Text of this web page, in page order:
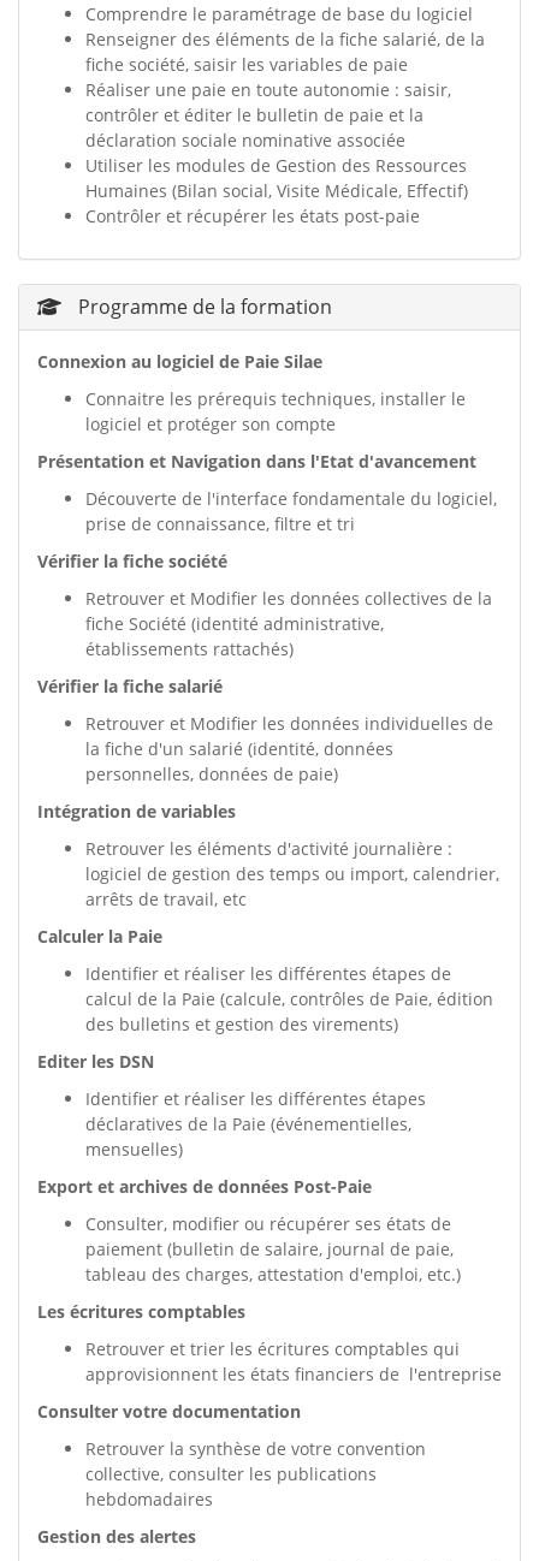
Comprendre le paramétrage de base du logiciel
Renseigner des éléments de la fiche salarié, de la
fiche société, saisir les variables de paie
Réaliser une paie en toute autonomie : saisir,
contrôler et éditer le bulletin de paie et la
déclaration sociale nominative associée
Utiliser les modules de Gestion des Ressources
Humaines (Bilan social, Visite Médicale, Effectif)
Contrôler et récupérer les états post-paie
Programme de la formation
Connexion au logiciel de Paie Silae
Connaitre les prérequis techniques, installer le
logiciel et protéger son compte
Présentation et Navigation dans l'Etat d'avancement
Découverte de l'interface fondamentale du logiciel,
prise de connaissance, filtre et tri
Vérifier la fiche société
Retrouver et Modifier les données collectives de la
fiche Société (identité administrative,
établissements rattachés)
Vérifier la fiche salarié
Retrouver et Modifier les données individuelles de
la fiche d'un salarié (identité, données
personnelles, données de paie)
Intégration de variables
Retrouver les éléments d'activité journalière :
logiciel de gestion des temps ou import, calendrier,
arrêts de travail, etc
Calculer la Paie
Identifier et réaliser les différentes étapes de
calcul de la Paie (calcule, contrôles de Paie, édition
des bulletins et gestion des virements)
Editer les DSN
Identifier et réaliser les différentes étapes
déclaratives de la Paie (événementielles,
mensuelles)
Export et archives de données Post-Paie
Consulter, modifier ou récupérer ses états de
paiement (bulletin de salaire, journal de paie,
tableau des charges, attestation d'emploi, etc.)
Les écritures comptables
Retrouver et trier les écritures comptables qui
approvisionnent les états financiers de l'entreprise
Consulter votre documentation
Retrouver la synthèse de votre convention
collective, consulter les publications
hebdomadaires
Gestion des alertes